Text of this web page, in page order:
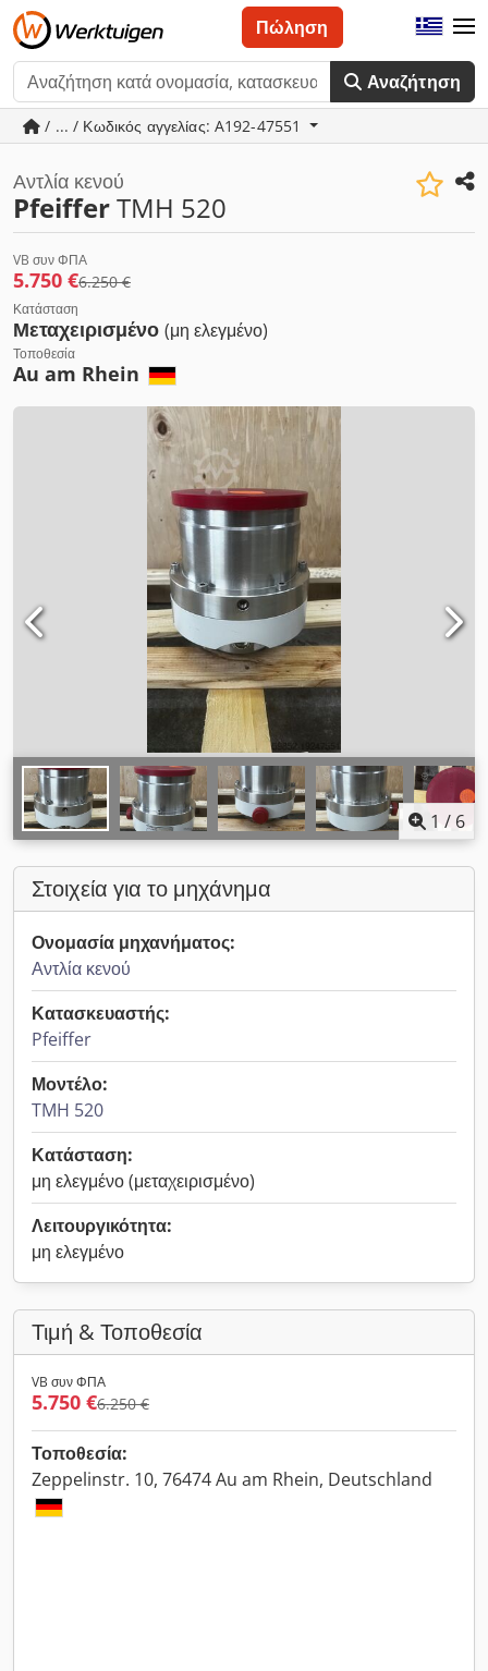
Αναζήτηση
Πώληση
/ ... / Κωδικός αγγελίας: A192-47551
Αντλία κενού
PfeifferTMH 520
VB συν ΦΠΑ
5.750 €6.250 €
Κατάσταση
Μεταχειρισμένο (μη ελεγμένο)
Τοποθεσία
Au am Rhein
1 / 6
Στοιχεία για το μηχάνημα
Ονομασία μηχανήματος:
Αντλία κενού
Κατασκευαστής:
Pfeiffer
Μοντέλο:
TMH 520
Κατάσταση:
μη ελεγμένο (μεταχειρισμένο)
Λειτουργικότητα:
μη ελεγμένο
Τιμή & Τοποθεσία
VB συν ΦΠΑ
5.750 €6.250 €
Τοποθεσία:
Zeppelinstr. 10, 76474 Au am Rhein, Deutschland